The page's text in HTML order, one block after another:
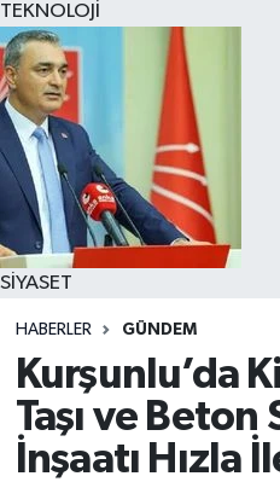
TEKNOLOJİ
SİYASET
HABERLER GÜNDEM
Kurşunlu’da
Taşı ve Beton
İnşaatı Hızla